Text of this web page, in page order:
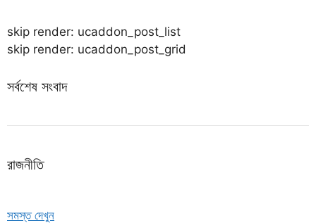
skip render: ucaddon_post_list
skip render: ucaddon_post_grid
সর্বশেষ সংবাদ
রাজনীতি
সমস্ত দেখুন